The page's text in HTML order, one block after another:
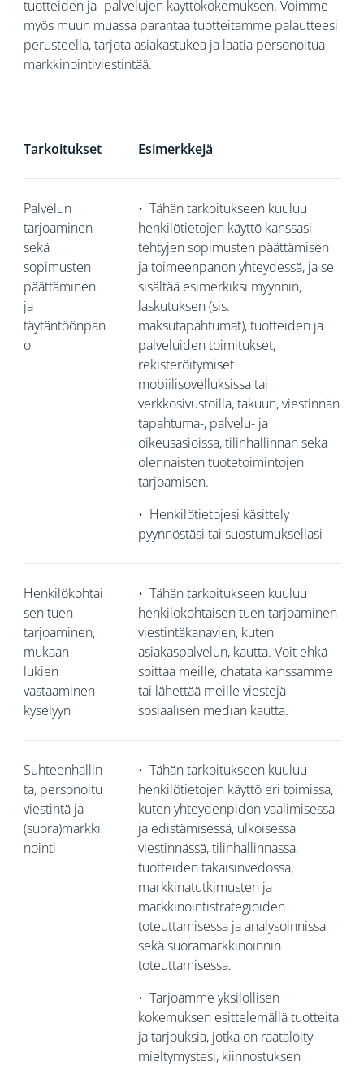
tuotteiden ja -palvelujen käyttökokemuksen. Voimme
myös muun muassa parantaa tuotteitamme palautteesi
perusteella, tarjota asiakastukea ja laatia personoitua
markkinointiviestintää.
Tarkoitukset Esimerkkejä
Palvelun
tarjoaminen
sekä
sopimusten
päättäminen
ja
täytäntöönpan
o
• Tähän tarkoitukseen kuuluu
henkilötietojen käyttö kanssasi
tehtyjen sopimusten päättämisen
ja toimeenpanon yhteydessä, ja se
sisältää esimerkiksi myynnin,
laskutuksen (sis.
maksutapahtumat), tuotteiden ja
palveluiden toimitukset,
rekisteröitymiset
mobiilisovelluksissa tai
verkkosivustoilla, takuun, viestinnän
tapahtuma-, palvelu- ja
oikeusasioissa, tilinhallinnan sekä
olennaisten tuotetoimintojen
tarjoamisen.
• Henkilötietojesi käsittely
pyynnöstäsi tai suostumuksellasi
Henkilökohtai
sen tuen
tarjoaminen,
mukaan
lukien
vastaaminen
kyselyyn
• Tähän tarkoitukseen kuuluu
henkilökohtaisen tuen tarjoaminen
viestintäkanavien, kuten
asiakaspalvelun, kautta. Voit ehkä
soittaa meille, chatata kanssamme
tai lähettää meille viestejä
sosiaalisen median kautta.
Suhteenhallin
ta, personoitu
viestintä ja
(suora)markki
nointi
• Tähän tarkoitukseen kuuluu
henkilötietojen käyttö eri toimissa,
kuten yhteydenpidon vaalimisessa
ja edistämisessä, ulkoisessa
viestinnässä, tilinhallinnassa,
tuotteiden takaisinvedossa,
markkinatutkimusten ja
markkinointistrategioiden
toteuttamisessa ja analysoinnissa
sekä suoramarkkinoinnin
toteuttamisessa.
• Tarjoamme yksilöllisen
kokemuksen esittelemällä tuotteita
ja tarjouksia, jotka on räätälöity
mieltymystesi, kiinnostuksen